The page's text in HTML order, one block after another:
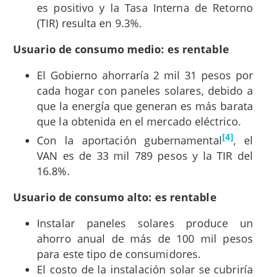
es positivo y la Tasa Interna de Retorno
(TIR) resulta en 9.3%.
Usuario de consumo medio: es rentable
El Gobierno ahorraría 2 mil 31 pesos por
cada hogar con paneles solares, debido a
que la energía que generan es más barata
que la obtenida en el mercado eléctrico.
Con la aportación gubernamental[4], el
VAN es de 33 mil 789 pesos y la TIR del
16.8%.
Usuario de consumo alto: es rentable
Instalar paneles solares produce un
ahorro anual de más de 100 mil pesos
para este tipo de consumidores.
El costo de la instalación solar se cubriría